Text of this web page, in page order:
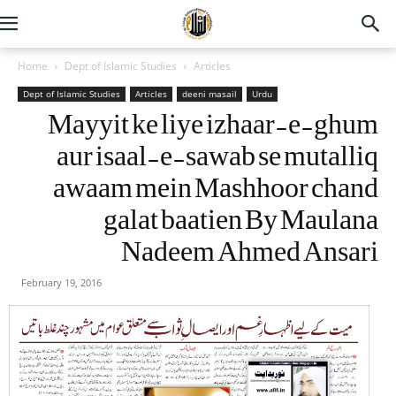
Home Dept of Islamic Studies Articles
Dept of Islamic Studies Articles deeni masail Urdu
Mayyit ke liye izhaar-e-ghum
aur isaal-e-sawab se mutalliq
awaam mein Mashhoor chand
galat baatien By Maulana
Nadeem Ahmed Ansari
February 19, 2016